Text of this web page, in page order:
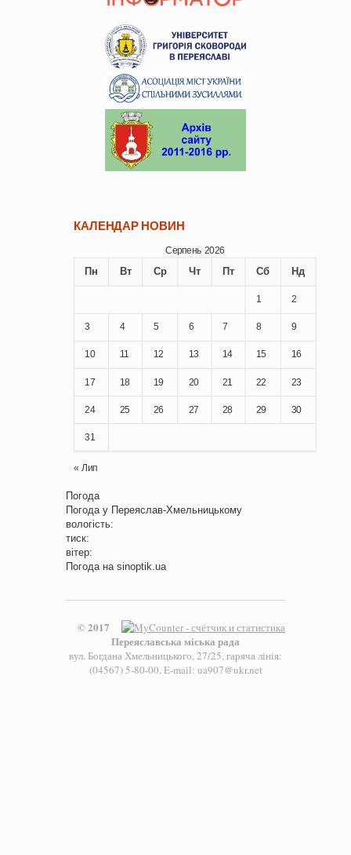
КАЛЕНДАР НОВИН
Серпень 2026
Пн Вт Ср Чт Пт Сб Нд
1 2
3 4 5 6 7 8 9
10 11 12 13 14 15 16
17 18 19 20 21 22 23
24 25 26 27 28 29 30
31
« Лип
Погода
Погода у Переяслав-Хмельницькому
вологість:
тиск:
вітер:
Погода на sinoptik.ua
© 2017
Переяславська міська рада
вул. Богдана Хмельницького, 27/25, гаряча лінія:
(04567) 5-80-00, E-mail: ua907@ukr.net